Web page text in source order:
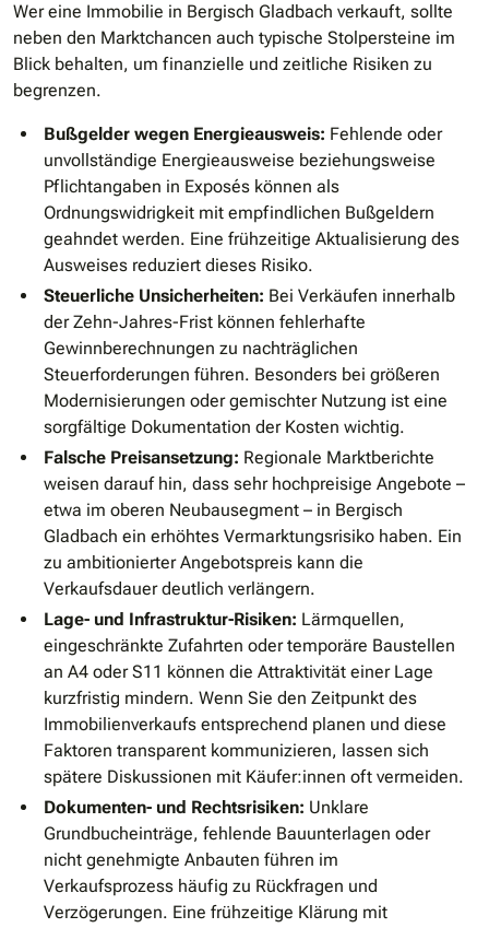
Wer eine Immobilie in Bergisch Gladbach verkauft, sollte
neben den Marktchancen auch typische Stolpersteine im
Blick behalten, um finanzielle und zeitliche Risiken zu
begrenzen.
Bußgelder wegen Energieausweis: Fehlende oder
unvollständige Energieausweise beziehungsweise
Pflichtangaben in Exposés können als
Ordnungswidrigkeit mit empfindlichen Bußgeldern
geahndet werden. Eine frühzeitige Aktualisierung des
Ausweises reduziert dieses Risiko.
Steuerliche Unsicherheiten: Bei Verkäufen innerhalb
der Zehn-Jahres-Frist können fehlerhafte
Gewinnberechnungen zu nachträglichen
Steuerforderungen führen. Besonders bei größeren
Modernisierungen oder gemischter Nutzung ist eine
sorgfältige Dokumentation der Kosten wichtig.
Falsche Preisansetzung: Regionale Marktberichte
weisen darauf hin, dass sehr hochpreisige Angebote –
etwa im oberen Neubausegment – in Bergisch
Gladbach ein erhöhtes Vermarktungsrisiko haben. Ein
zu ambitionierter Angebotspreis kann die
Verkaufsdauer deutlich verlängern.
Lage- und Infrastruktur-Risiken: Lärmquellen,
eingeschränkte Zufahrten oder temporäre Baustellen
an A4 oder S11 können die Attraktivität einer Lage
kurzfristig mindern. Wenn Sie den Zeitpunkt des
Immobilienverkaufs entsprechend planen und diese
Faktoren transparent kommunizieren, lassen sich
spätere Diskussionen mit Käufer:innen oft vermeiden.
Dokumenten- und Rechtsrisiken: Unklare
Grundbucheinträge, fehlende Bauunterlagen oder
nicht genehmigte Anbauten führen im
Verkaufsprozess häufig zu Rückfragen und
Verzögerungen. Eine frühzeitige Klärung mit